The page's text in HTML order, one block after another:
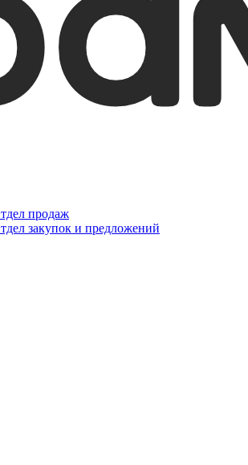
продаж
закупок и предложений